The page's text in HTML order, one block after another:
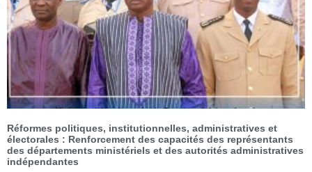
Réformes politiques, institutionnelles, administratives et
électorales : Renforcement des capacités des représentants
des départements ministériels et des autorités administratives
indépendantes